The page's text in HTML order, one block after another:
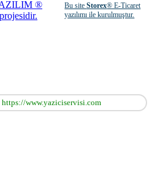
Bu siteStorex® E-Ticaret
yazılımı ile kurulmuştur.
https://www.yaziciservisi.com